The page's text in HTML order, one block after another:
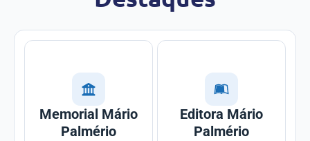
Memorial Mário
Palmério
Editora Mário
Palmério